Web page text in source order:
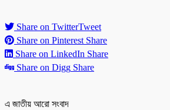
Share on TwitterTweet
Share on Pinterest Share
Share on LinkedIn Share
Share on Digg Share
এ জাতীয় আরো সংবাদ